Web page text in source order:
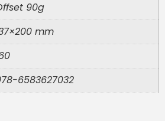
90g
mm
6583627032